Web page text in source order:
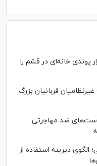
آمریکا با بمب ۲ هزار پوندی خانه‌ای در قشم را
قربانیان بزرگ
ضد مهاجرتی
دیرینه استفاده از